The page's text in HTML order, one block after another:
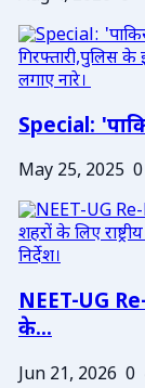
Special:
May 25, 2025 0
NEET-UG
के...
Jun 21, 2026 0